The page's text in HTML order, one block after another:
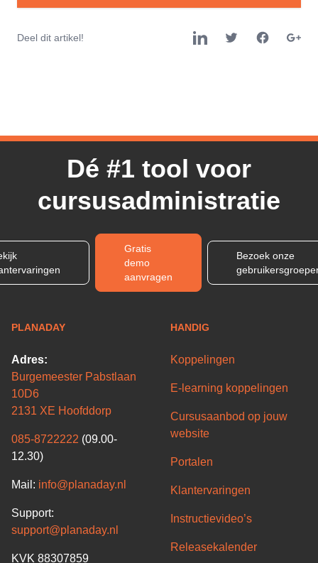
Deel dit artikel!
Dé #1 tool voor
cursusadministratie
Gratis
demo
aanvragen
Bezoek onze
PLANADAY
Adres:
Burgemeester Pabstlaan
10D6
2131 XE Hoofddorp
085-8722222 (09.00-
12.30)
Mail: info@planaday.nl
Support:
support@planaday.nl
KVK 88307859
HANDIG
Koppelingen
E-learning koppelingen
Cursusaanbod op jouw
website
Portalen
Klantervaringen
Instructievideo’s
Releasekalender